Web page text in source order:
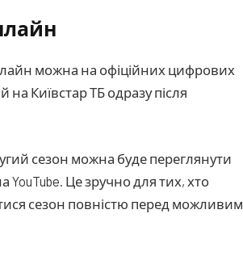
можна на офіційних цифрових
на Київстар ТБ одразу після
сезон можна буде переглянути
YouTube. Це зручно для тих, хто
сезон повністю перед можливим